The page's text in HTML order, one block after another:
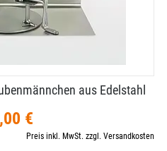
aus Edelstahl
€
Preis inkl. MwSt. zzgl. Versandkosten